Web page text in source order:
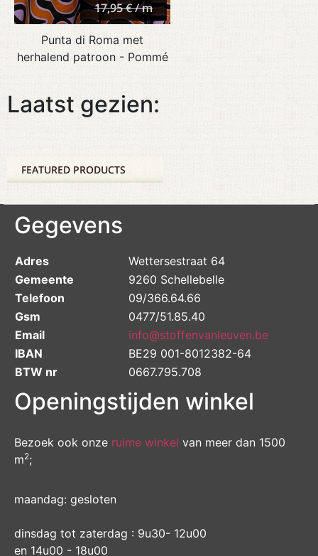
17,95 € / m
Punta di Roma met
herhalend patroon - Pommé
Laatst gezien:
FEATURED PRODUCTS
Gegevens
Adres
Wettersestraat 64
Gemeente
9260 Schellebelle
Telefoon
09/366.64.66
Gsm
0477/51.85.40
Email
info@stoffenvanleuven.be
IBAN
BE29 001-8012382-64
BTW nr
0667.795.708
Openingstijden winkel
Bezoek ook onze ruime winkel van meer dan 1500
m2;
maandag: gesloten
dinsdag tot zaterdag : 9u30- 12u00
en 14u00 - 18u00